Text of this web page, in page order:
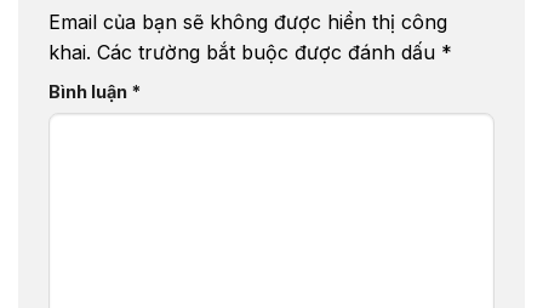
Email của bạn sẽ không được hiển thị công
khai. Các trường bắt buộc được đánh dấu *
Bình luận *